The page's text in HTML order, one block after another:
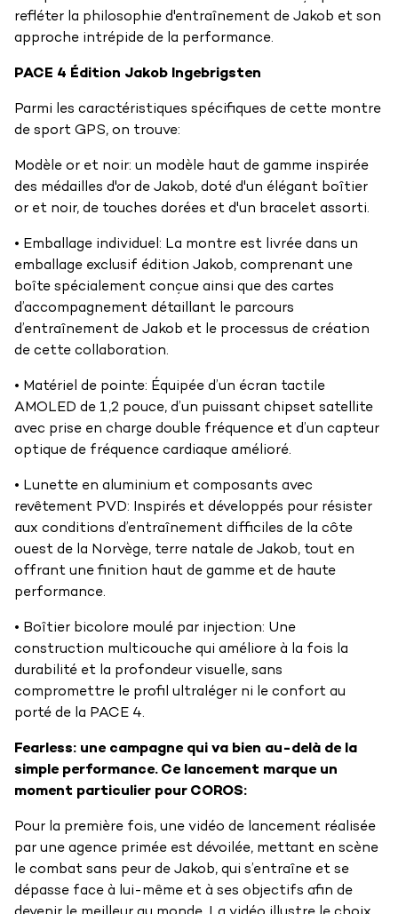
refléter la philosophie d'entraînement de Jakob et son
approche intrépide de la performance.
PACE 4 Édition Jakob Ingebrigsten
Parmi les caractéristiques spécifiques de cette montre
de sport GPS, on trouve:
Modèle or et noir: un modèle haut de gamme inspirée
des médailles d'or de Jakob, doté d'un élégant boîtier
or et noir, de touches dorées et d'un bracelet assorti.
• Emballage individuel: La montre est livrée dans un
emballage exclusif édition Jakob, comprenant une
boîte spécialement conçue ainsi que des cartes
d’accompagnement détaillant le parcours
d’entraînement de Jakob et le processus de création
de cette collaboration.
• Matériel de pointe: Équipée d’un écran tactile
AMOLED de 1,2 pouce, d’un puissant chipset satellite
avec prise en charge double fréquence et d’un capteur
optique de fréquence cardiaque amélioré.
• Lunette en aluminium et composants avec
revêtement PVD: Inspirés et développés pour résister
aux conditions d’entraînement difficiles de la côte
ouest de la Norvège, terre natale de Jakob, tout en
offrant une finition haut de gamme et de haute
performance.
• Boîtier bicolore moulé par injection: Une
construction multicouche qui améliore à la fois la
durabilité et la profondeur visuelle, sans
compromettre le profil ultraléger ni le confort au
porté de la PACE 4.
Fearless: une campagne qui va bien au-delà de la
simple performance. Ce lancement marque un
moment particulier pour COROS:
Pour la première fois, une vidéo de lancement réalisée
par une agence primée est dévoilée, mettant en scène
le combat sans peur de Jakob, qui s’entraîne et se
dépasse face à lui-même et à ses objectifs afin de